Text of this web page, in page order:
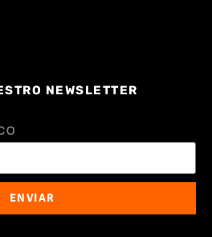
NEWSLETTER
ENVIAR